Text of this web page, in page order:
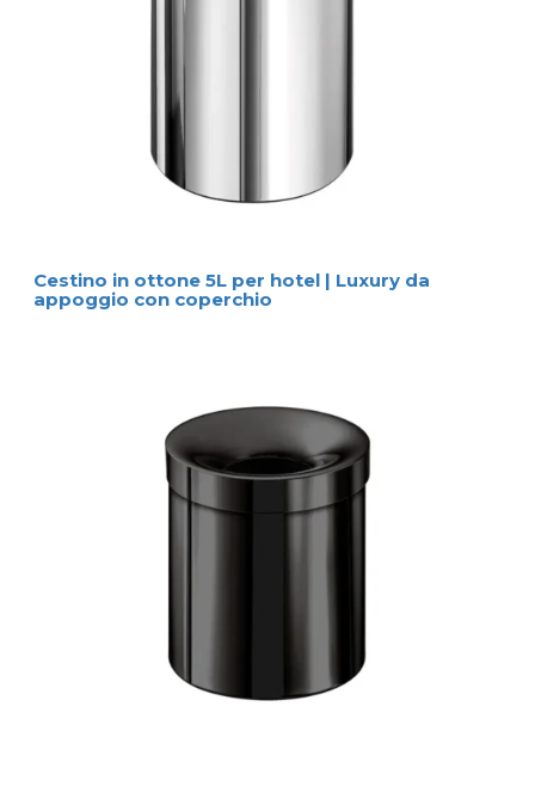
Cestino in ottone 5L per hotel | Luxury da
appoggio con coperchio